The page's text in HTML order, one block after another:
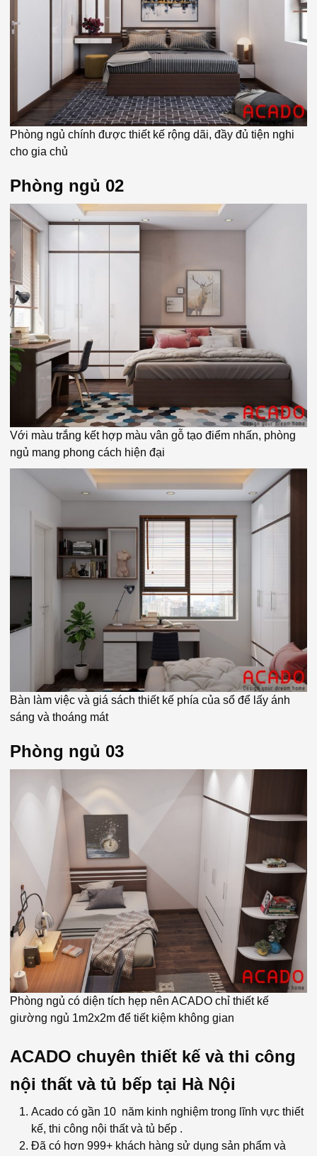
Phòng ngủ chính được thiết kế rộng dãi, đầy đủ tiện nghi
cho gia chủ
Phòng ngủ 02
Với màu trắng kết hợp màu vân gỗ tạo điểm nhấn, phòng
ngủ mang phong cách hiện đại
Bàn làm việc và giá sách thiết kế phía của sổ để lấy ánh
sáng và thoáng mát
Phòng ngủ 03
Phòng ngủ có diện tích hẹp nên ACADO chỉ thiết kế
giường ngủ 1m2x2m để tiết kiệm không gian
ACADO chuyên thiết kế và thi công
nội thất và tủ bếp tại Hà Nội
Acado có gần 10 năm kinh nghiệm trong lĩnh vực thiết
kế, thi công nội thất và tủ bếp .
Đã có hơn 999+ khách hàng sử dụng sản phẩm và